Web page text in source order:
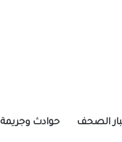
الصحف حوادث وجريمة